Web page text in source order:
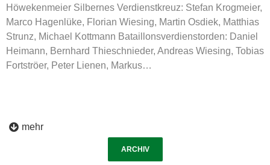
Höwekenmeier Silbernes Verdienstkreuz: Stefan Krogmeier,
Marco Hagenlüke, Florian Wiesing, Martin Osdiek, Matthias
Strunz, Michael Kottmann Bataillonsverdienstorden: Daniel
Heimann, Bernhard Thieschnieder, Andreas Wiesing, Tobias
Fortströer, Peter Lienen, Markus…
mehr
ARCHIV